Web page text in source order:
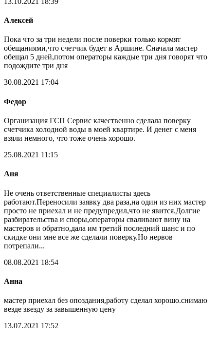
Алексей
Пока что за три недели после поверки только кормят
обещаниями,что счетчик будет в Аршине. Сначала мастер
обещал 5 дней,потом операторы каждые три дня говорят что
подождите три дня
30.08.2021 17:04
Федор
Организация ГСП Сервис качественно сделала поверку
счетчика холодной воды в моей квартире. И денег с меня
взяли немного, что тоже очень хорошо.
25.08.2021 11:15
Аня
Не очень ответственные специалисты здесь
работают.Переносили заявку два раза,на один из них мастер
просто не приехал и не предупредил,что не явится.Долгие
разбирательства и споры,операторы сваливают вину на
мастеров и обратно,дала им третий последний шанс и по
скидке они мне все же сделали поверку.Но нервов
потрепали...
08.08.2021 18:54
Анна
мастер приехал без опоздания,работу сделал хорошо.снимаю
везде звезду за завышенную цену
13.07.2021 17:52